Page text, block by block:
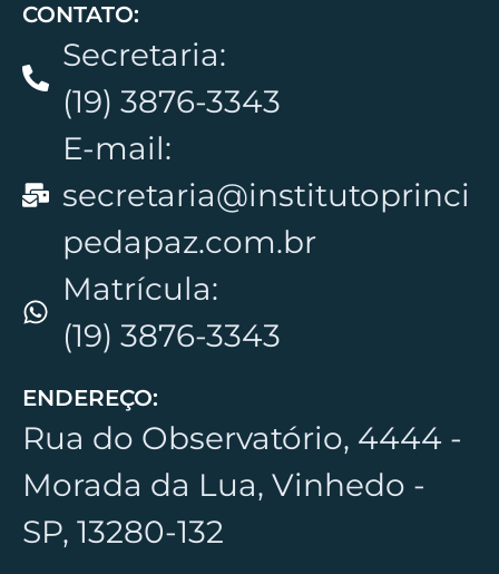
CONTATO:
Secretaria:
(19) 3876-3343
E-mail:
secretaria@institutoprinci
pedapaz.com.br
Matrícula:
(19) 3876-3343
ENDEREÇO:
Rua do Observatório, 4444 -
Morada da Lua, Vinhedo -
SP, 13280-132